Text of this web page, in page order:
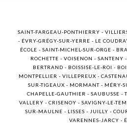
SAINT-FARGEAU-PONTHIERRY -
- ÉVRY-GRÉGY-SUR-YERRE - LE
ÉCOLE - SAINT-MICHEL-SUR-ORGE -
ROCHETTE - VOISENON - SANTENY
BERTRAND - BOISSISE-LE-ROI -
MONTPELLIER - VILLEPREUX -
SUR-TIGEAUX - MORMANT - MÉRY-
CHAPELLE-GAUTHIER - SAUBUSSE -
VALLERY - CRISENOY - SAVIGNY-LE-
SUR-MAULNE - LISSES - JUILLY -
VARENNES-JARCY -